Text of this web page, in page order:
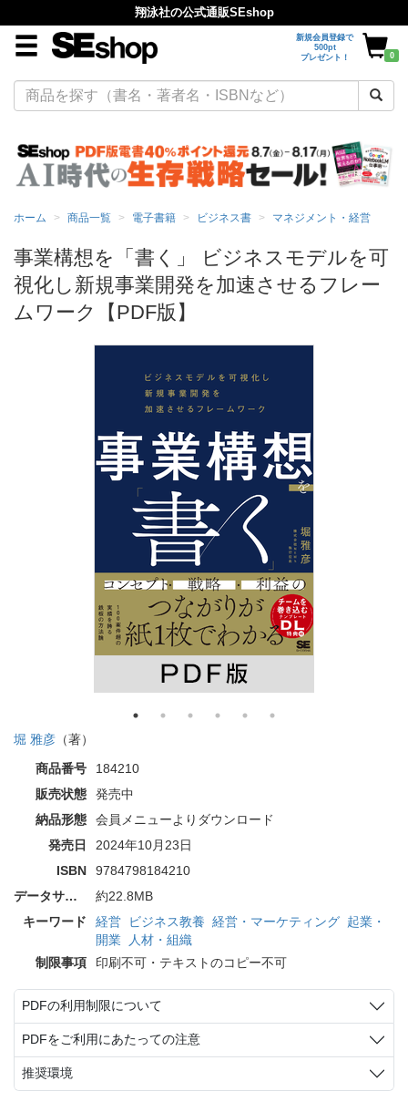
翔泳社の公式通販SEshop
新規会員登録で
500pt
プレゼント！
0
ホーム 商品一覧 電子書籍 ビジネス書 マネジメント・経営
事業構想を「書く」 ビジネスモデルを可
視化し新規事業開発を加速させるフレー
ムワーク【PDF版】
堀 雅彦 （著）
商品番号
184210
販売状態
発売中
納品形態
会員メニューよりダウンロード
発売日
2024年10月23日
ISBN
9784798184210
データサイズ
約22.8MB
キーワード
経営 ビジネス教養 経営・マーケティング 起業・
開業
人材・組織
制限事項
印刷不可・テキストのコピー不可
PDFの利用制限について
PDFをご利用にあたっての注意
推奨環境